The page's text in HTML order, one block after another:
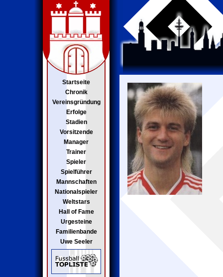
Startseite
Chronik
Vereinsgründung
Erfolge
Stadien
Vorsitzende
Manager
Trainer
Spieler
Spielführer
Mannschaften
Nationalspieler
Weltstars
Hall of Fame
Urgesteine
Familienbande
Uwe Seeler